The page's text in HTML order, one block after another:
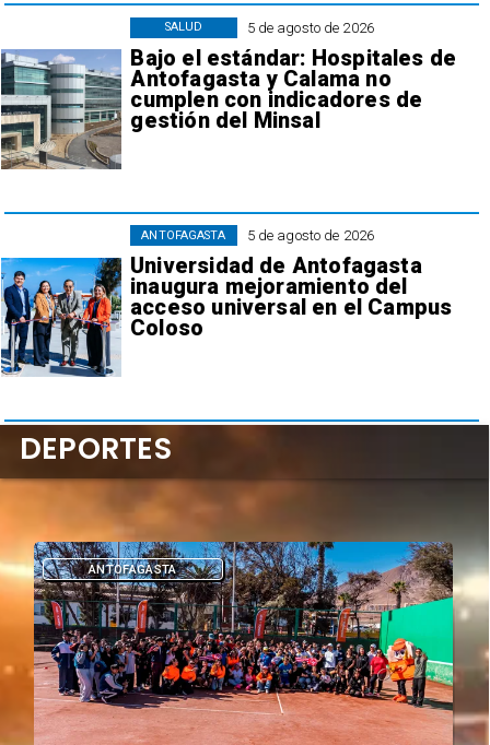
5 de agosto de 2026
Bajo el estándar: Hospitales de
Antofagasta y Calama no
cumplen con indicadores de
gestión del Minsal
SALUD
5 de agosto de 2026
Universidad de Antofagasta
inaugura mejoramiento del
acceso universal en el Campus
Coloso
ANTOFAGASTA
DEPORTES
DEPORTES